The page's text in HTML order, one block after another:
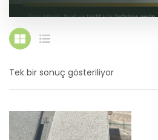
Tek bir sonuç gösteriliyor